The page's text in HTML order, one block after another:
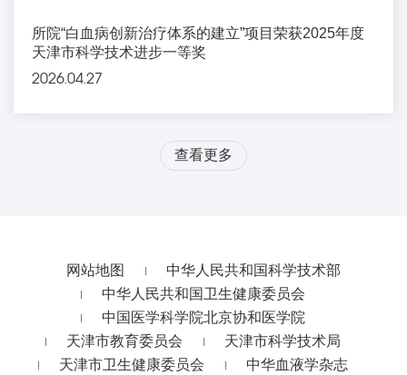
所院“白血病创新治疗体系的建立”项目荣获2025年度
天津市科学技术进步一等奖
2026.04.27
查看更多
网站地图
中华人民共和国科学技术部
中华人民共和国卫生健康委员会
中国医学科学院北京协和医学院
天津市教育委员会
天津市科学技术局
天津市卫生健康委员会
中华血液学杂志